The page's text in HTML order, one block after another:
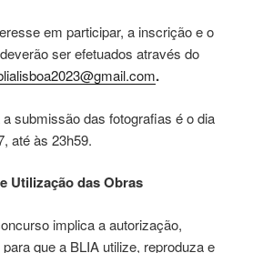
em participar, a inscrição e o
ser efetuados através do
.
submissão das fotografias é o dia
até às 23h59.
Utilização das Obras
implica a autorização,
que a BLIA utilize, reproduza e